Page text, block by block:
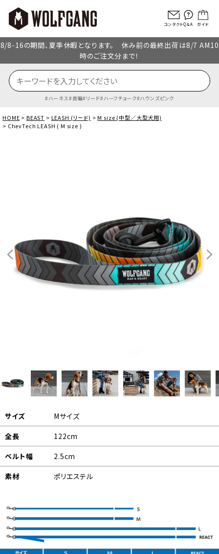
コンタクトQ＆A ガイド
8/8-16の期間、夏季休暇となります。 休み前の最終出荷は8/7 AM10
時のご注文分まで！
ハーネス 首輪 リード ハーフチョーク ハウンズピンク
HOME BEAST LEASH (リード)
M size (中型／大型犬用)
ChevTech LEASH ( M size )
サイズ Mサイズ
全長 122cm
ベルト幅 2.5cm
素材 ポリエステル